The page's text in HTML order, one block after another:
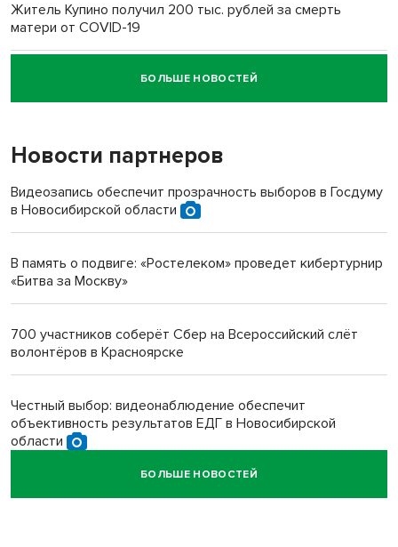
Житель Купино получил 200 тыс. рублей за смерть
матери от COVID-19
Новосибирский суд наказал водителя за смерть
пенсионерки на вокзале
«Мы живём на пастбище!»: в новосибирском селе лошади
терроризируют жителей
Инвалид получил условный срок за избиение врачей
БОЛЬШЕ НОВОСТЕЙ
Новости партнеров
Видеозапись обеспечит прозрачность выборов в Госдуму
в Новосибирской области
В память о подвиге: «Ростелеком» проведет кибертурнир
«Битва за Москву»
700 участников соберёт Сбер на Всероссийский слёт
волонтёров в Красноярске
Честный выбор: видеонаблюдение обеспечит
объективность результатов ЕДГ в Новосибирской
области
Кибертанки пошли в бой: «Ростелеком» объявляет
БОЛЬШЕ НОВОСТЕЙ